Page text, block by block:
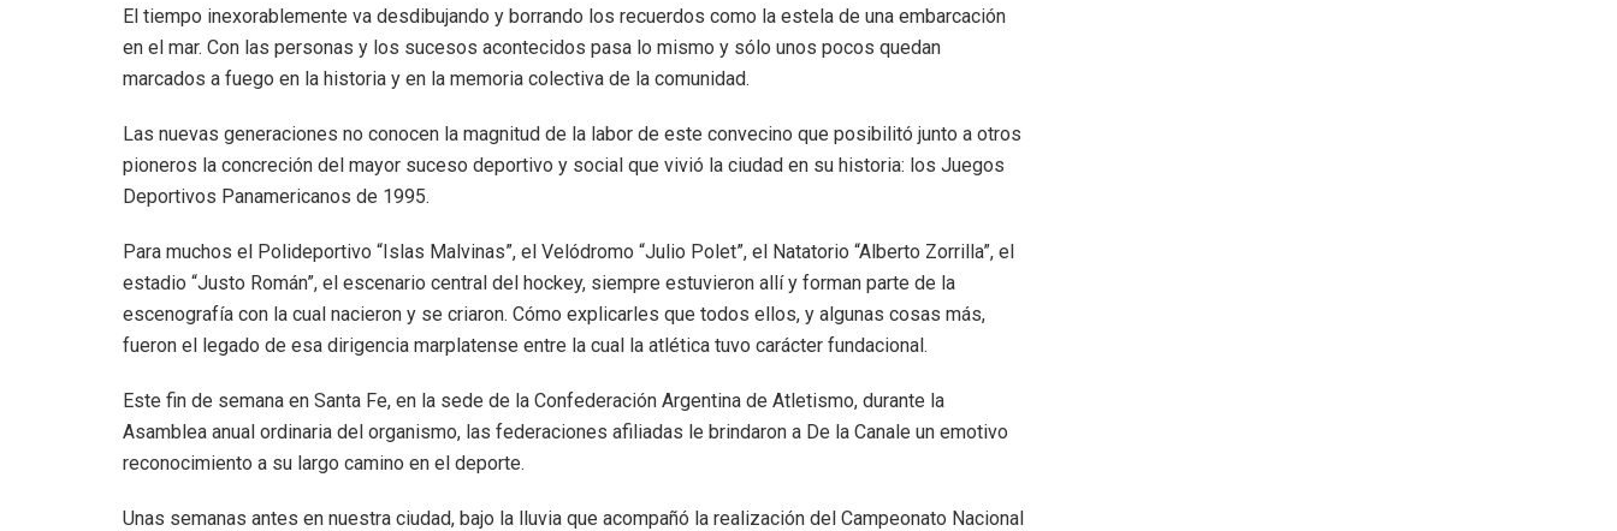
El tiempo inexorablemente va desdibujando y borrando los recuerdos como la estela de una embarcación
en el mar. Con las personas y los sucesos acontecidos pasa lo mismo y sólo unos pocos quedan
marcados a fuego en la historia y en la memoria colectiva de la comunidad.
Las nuevas generaciones no conocen la magnitud de la labor de este convecino que posibilitó junto a otros
pioneros la concreción del mayor suceso deportivo y social que vivió la ciudad en su historia: los Juegos
Deportivos Panamericanos de 1995.
Para muchos el Polideportivo “Islas Malvinas”, el Velódromo “Julio Polet”, el Natatorio “Alberto Zorrilla”, el
estadio “Justo Román”, el escenario central del hockey, siempre estuvieron allí y forman parte de la
escenografía con la cual nacieron y se criaron. Cómo explicarles que todos ellos, y algunas cosas más,
fueron el legado de esa dirigencia marplatense entre la cual la atlética tuvo carácter fundacional.
Este fin de semana en Santa Fe, en la sede de la Confederación Argentina de Atletismo, durante la
Asamblea anual ordinaria del organismo, las federaciones afiliadas le brindaron a De la Canale un emotivo
reconocimiento a su largo camino en el deporte.
Unas semanas antes en nuestra ciudad, bajo la lluvia que acompañó la realización del Campeonato Nacional